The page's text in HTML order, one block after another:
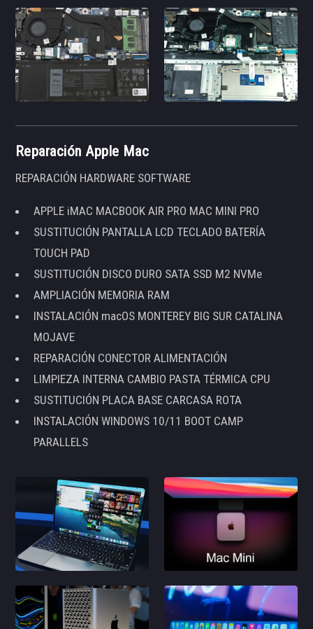
Reparación Apple Mac
REPARACIÓN HARDWARE SOFTWARE
APPLE iMAC MACBOOK AIR PRO MAC MINI PRO
SUSTITUCIÓN PANTALLA LCD TECLADO BATERÍA
TOUCH PAD
SUSTITUCIÓN DISCO DURO SATA SSD M2 NVMe
AMPLIACIÓN MEMORIA RAM
INSTALACIÓN macOS MONTEREY BIG SUR CATALINA
MOJAVE
REPARACIÓN CONECTOR ALIMENTACIÓN
LIMPIEZA INTERNA CAMBIO PASTA TÉRMICA CPU
SUSTITUCIÓN PLACA BASE CARCASA ROTA
INSTALACIÓN WINDOWS 10/11 BOOT CAMP
PARALLELS